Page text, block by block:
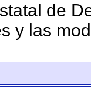
de
y las